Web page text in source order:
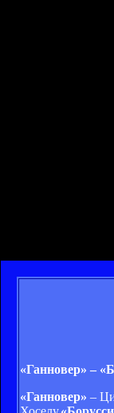
«Ганновер» –
«Ганновер» –